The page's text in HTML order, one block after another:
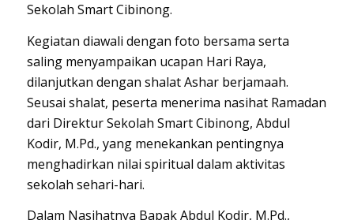
Sekolah Smart Cibinong.
Kegiatan diawali dengan foto bersama serta
saling menyampaikan ucapan Hari Raya,
dilanjutkan dengan shalat Ashar berjamaah.
Seusai shalat, peserta menerima nasihat Ramadan
dari Direktur Sekolah Smart Cibinong, Abdul
Kodir, M.Pd., yang menekankan pentingnya
menghadirkan nilai spiritual dalam aktivitas
sekolah sehari-hari.
Dalam Nasihatnya Bapak Abdul Kodir, M.Pd.,